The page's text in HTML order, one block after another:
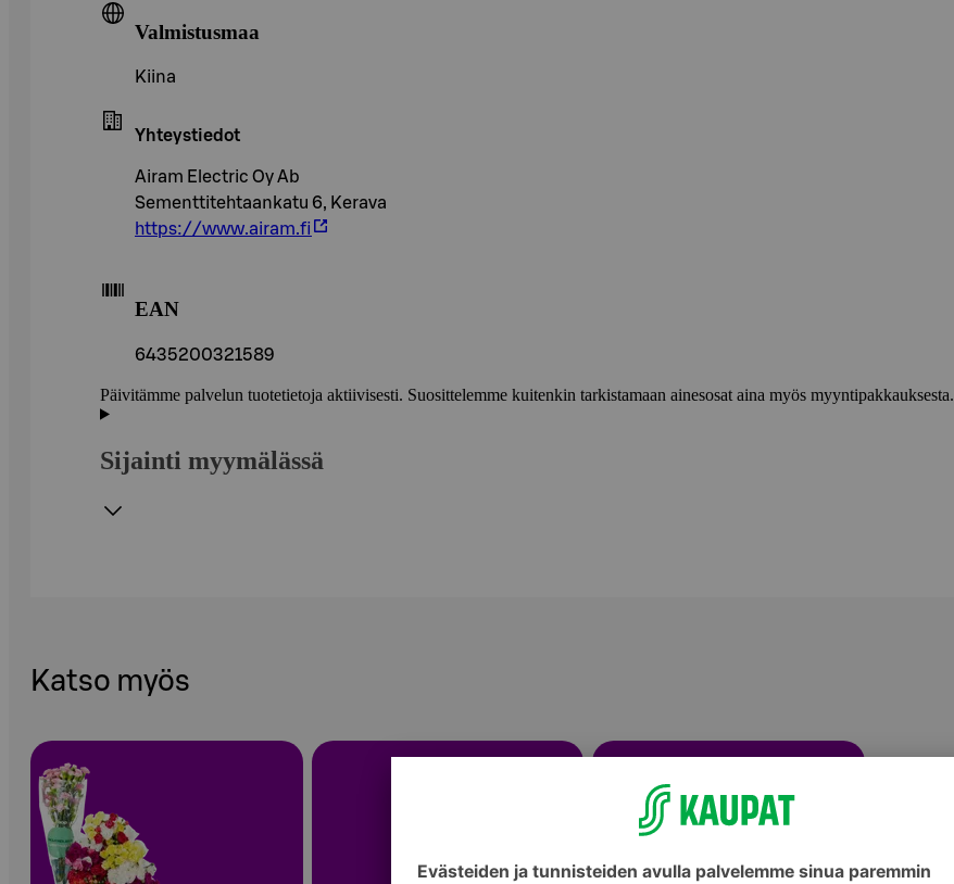
Valmistusmaa
Kiina
Yhteystiedot
Airam Electric Oy Ab
Sementtitehtaankatu 6, Kerava
https://www.airam.fi
EAN
6435200321589
Päivitämme palvelun tuotetietoja aktiivisesti. Suosittelemme kuitenkin tarkistamaan ainesosat aina myös myyntipakkauksesta.
Sijainti myymälässä
Katso myös